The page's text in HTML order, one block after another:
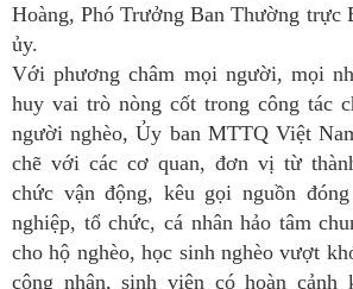
Hoàng, Phó Trưởng Ban Thường trực
ủy.
Với phương châm mọi người, mọi
huy vai trò nòng cốt trong công tác
người nghèo, Ủy ban MTTQ Việt
chẽ với các cơ quan, đơn vị từ
chức vận động, kêu gọi nguồn
nghiệp, tổ chức, cá nhân hảo tâm
cho hộ nghèo, học sinh nghèo vượt
công nhân, sinh viên có hoàn cảnh